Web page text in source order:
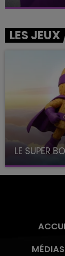
LES JEUX
LE SUPER
avec La
MÉDIAS